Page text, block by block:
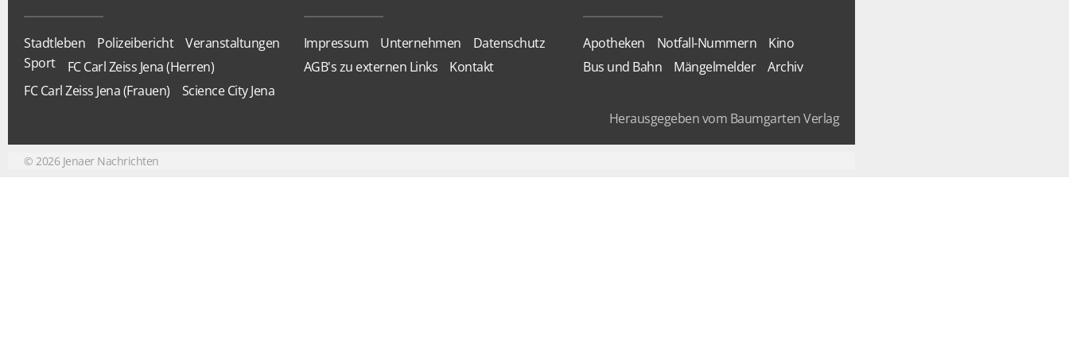
Stadtleben Polizeibericht
Veranstaltungen
Sport
FC Carl Zeiss Jena (Herren)
FC Carl Zeiss Jena (Frauen)
Science City Jena
Impressum Unternehmen
Datenschutz
AGB's zu externen Links
Kontakt
Apotheken Notfall-Nummern
Kino
Bus und Bahn
Mängelmelder Archiv
Herausgegeben vom Baumgarten Verlag
© 2026Jenaer Nachrichten